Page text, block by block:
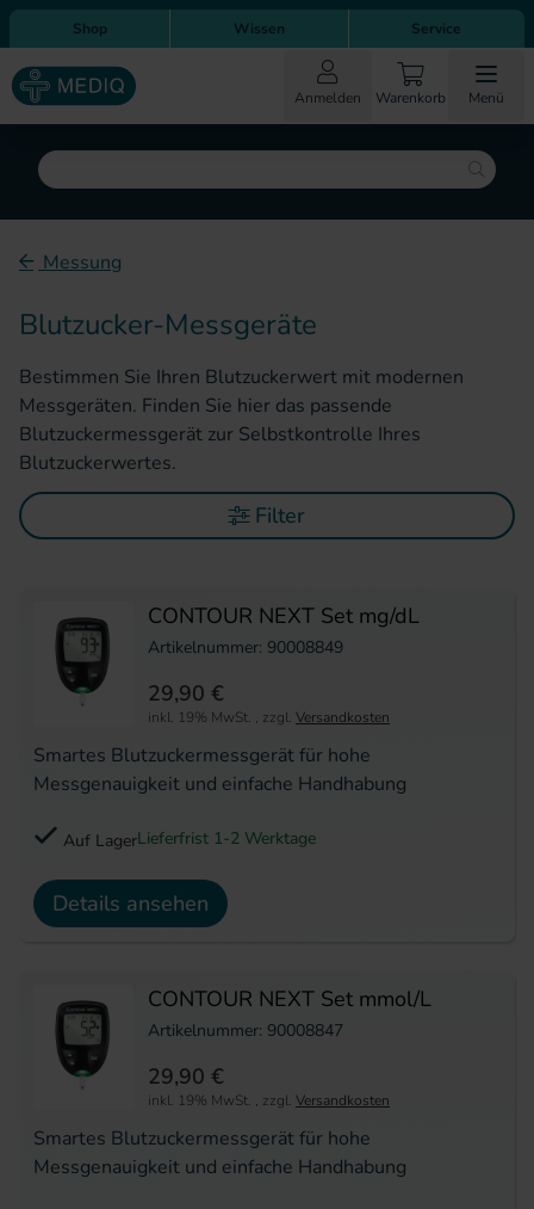
Direkt zum Inhalt
Direkt zur Hauptnavigation
Shop Wissen Service
Anmelden Warenkorb Menü
Suche
Messung
Blutzucker-Messgeräte
Bestimmen Sie Ihren Blutzuckerwert mit modernen
Messgeräten. Finden Sie hier das passende
Blutzuckermessgerät zur Selbstkontrolle Ihres
Blutzuckerwertes.
Filter
CONTOUR NEXT Set mg/dL
Artikelnummer: 90008849
Smartes Blutzuckermessgerät für hohe
Messgenauigkeit und einfache Handhabung
29,90 €
inkl. 19% MwSt. , zzgl. Versandkosten
Auf LagerLieferfrist 1-2 Werktage
Details ansehen
CONTOUR NEXT Set mmol/L
Artikelnummer: 90008847
Smartes Blutzuckermessgerät für hohe
Messgenauigkeit und einfache Handhabung
29,90 €
inkl. 19% MwSt. , zzgl. Versandkosten